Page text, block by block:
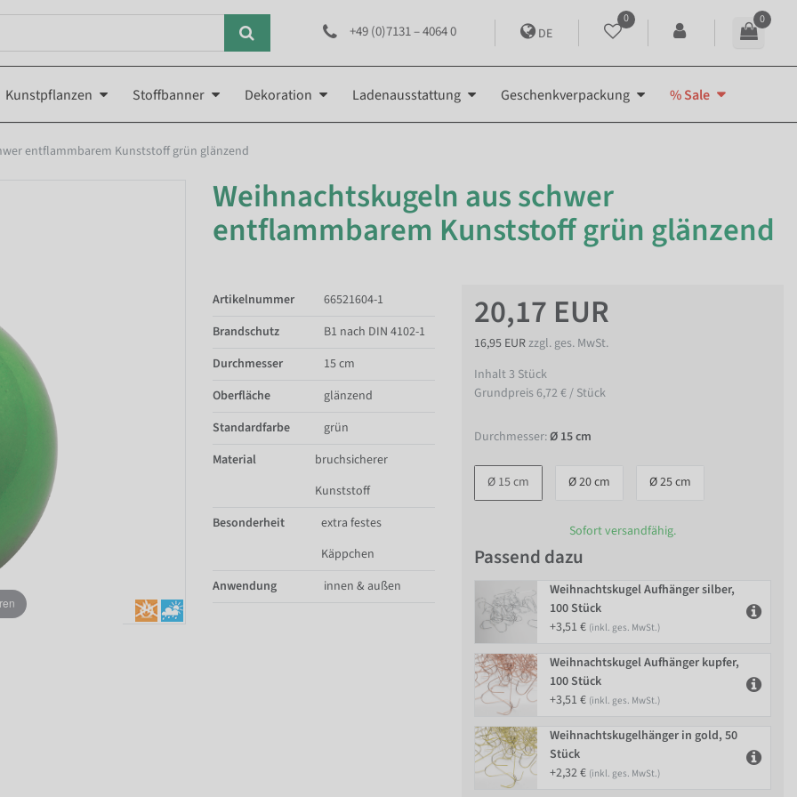
+49 (0)7131 – 4064 0 DE
0 0
Kunstpflanzen Stoffbanner Dekoration Ladenausstattung Geschenkverpackung % Sale
entflammbarem Kunststoff grün glänzend
Weihnachtskugeln aus schwer
entflammbarem Kunststoff grün glänzend
20,17 EUR
16,95 EURzzgl. ges. MwSt.
Inhalt3 Stück
Grundpreis6,72 € / Stück
Durchmesser:Ø 15 cm
Ø 15 cm Ø 20 cm Ø 25 cm
Sofort versandfähig.
Passend dazu
Weihnachtskugel Aufhänger silber,
100 Stück
+3,51 € (inkl. ges. MwSt.)
Weihnachtskugel Aufhänger kupfer,
100 Stück
+3,51 € (inkl. ges. MwSt.)
Weihnachtskugelhänger in gold, 50
Stück
+2,32 € (inkl. ges. MwSt.)
Artikelnummer
66521604-1
Brandschutz
B1 nach DIN 4102-1
Durchmesser
15 cm
Oberfläche
glänzend
Standardfarbe
grün
Material
bruchsicherer
Kunststoff
Besonderheit
extra festes
Käppchen
Anwendung
innen & außen